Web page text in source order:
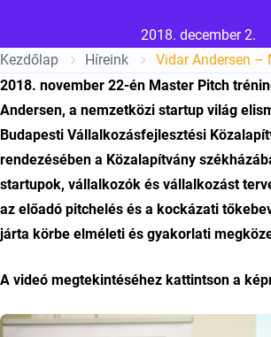
Közzétéve:
2018. december 2.
Kezdőlap
Híreink
2018. november 22-én Master Pitch
Andersen, a nemzetközi startup világ
Budapesti Vállalkozásfejlesztési
rendezésében a Közalapítvány
startupok, vállalkozók és vállalkozást
az előadó pitchelés és a kockázati
járta körbe elméleti és gyakorlati
A videó megtekintéséhez kattintson a